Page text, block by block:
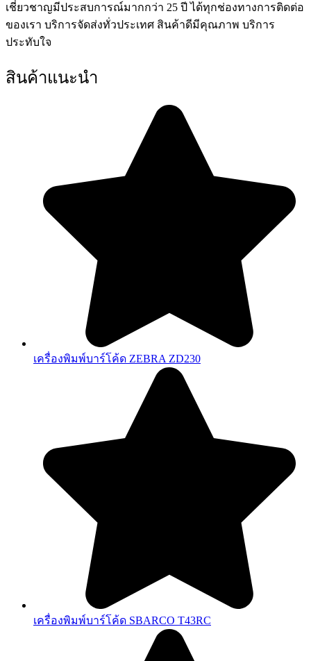
เชี่ยวชาญมีประสบการณ์มากกว่า 25 ปี ได้ทุกช่องทางการติดต่อ
ของเรา บริการจัดส่งทั่วประเทศ สินค้าดีมีคุณภาพ บริการ
ประทับใจ
สินค้าแนะนำ
เครื่องพิมพ์บาร์โค้ด ZEBRA ZD230
เครื่องพิมพ์บาร์โค้ด SBARCO T43RC